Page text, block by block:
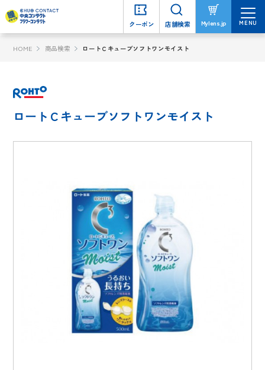
クーポン 店舗検索 Mylens.jp MENU
HOME 商品検索 ロートＣキューブソフトワンモイスト
ロートＣキューブソフトワンモイスト
クーポン 店舗検索 Mylens.jp MENU